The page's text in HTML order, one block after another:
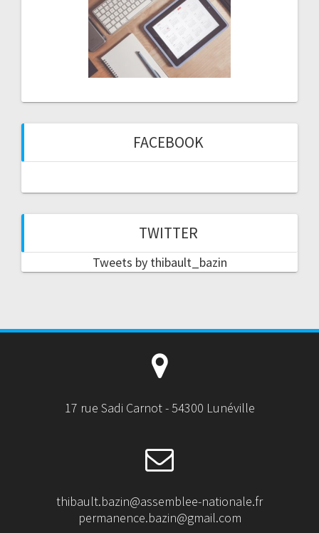
FACEBOOK
TWITTER
Tweets by thibault_bazin
17 rue Sadi Carnot - 54300 Lunéville
thibault.bazin@assemblee-nationale.fr
permanence.bazin@gmail.com